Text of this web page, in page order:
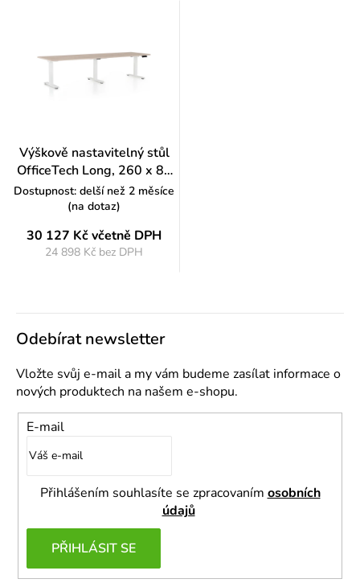
Výškově nastavitelný stůl
OfficeTech Long, 260 x 80
cm, bílá podnož, dub
Dostupnost: delší než 2 měsíce
(na dotaz)
30 127 Kčvčetně DPH
24 898 Kč bez DPH
Odebírat newsletter
Vložte svůj e-mail a my vám budeme zasílat informace o
nových produktech na našem e-shopu.
E-mail
Přihlášením souhlasíte se zpracovaním osobních
údajů
PŘIHLÁSIT SE